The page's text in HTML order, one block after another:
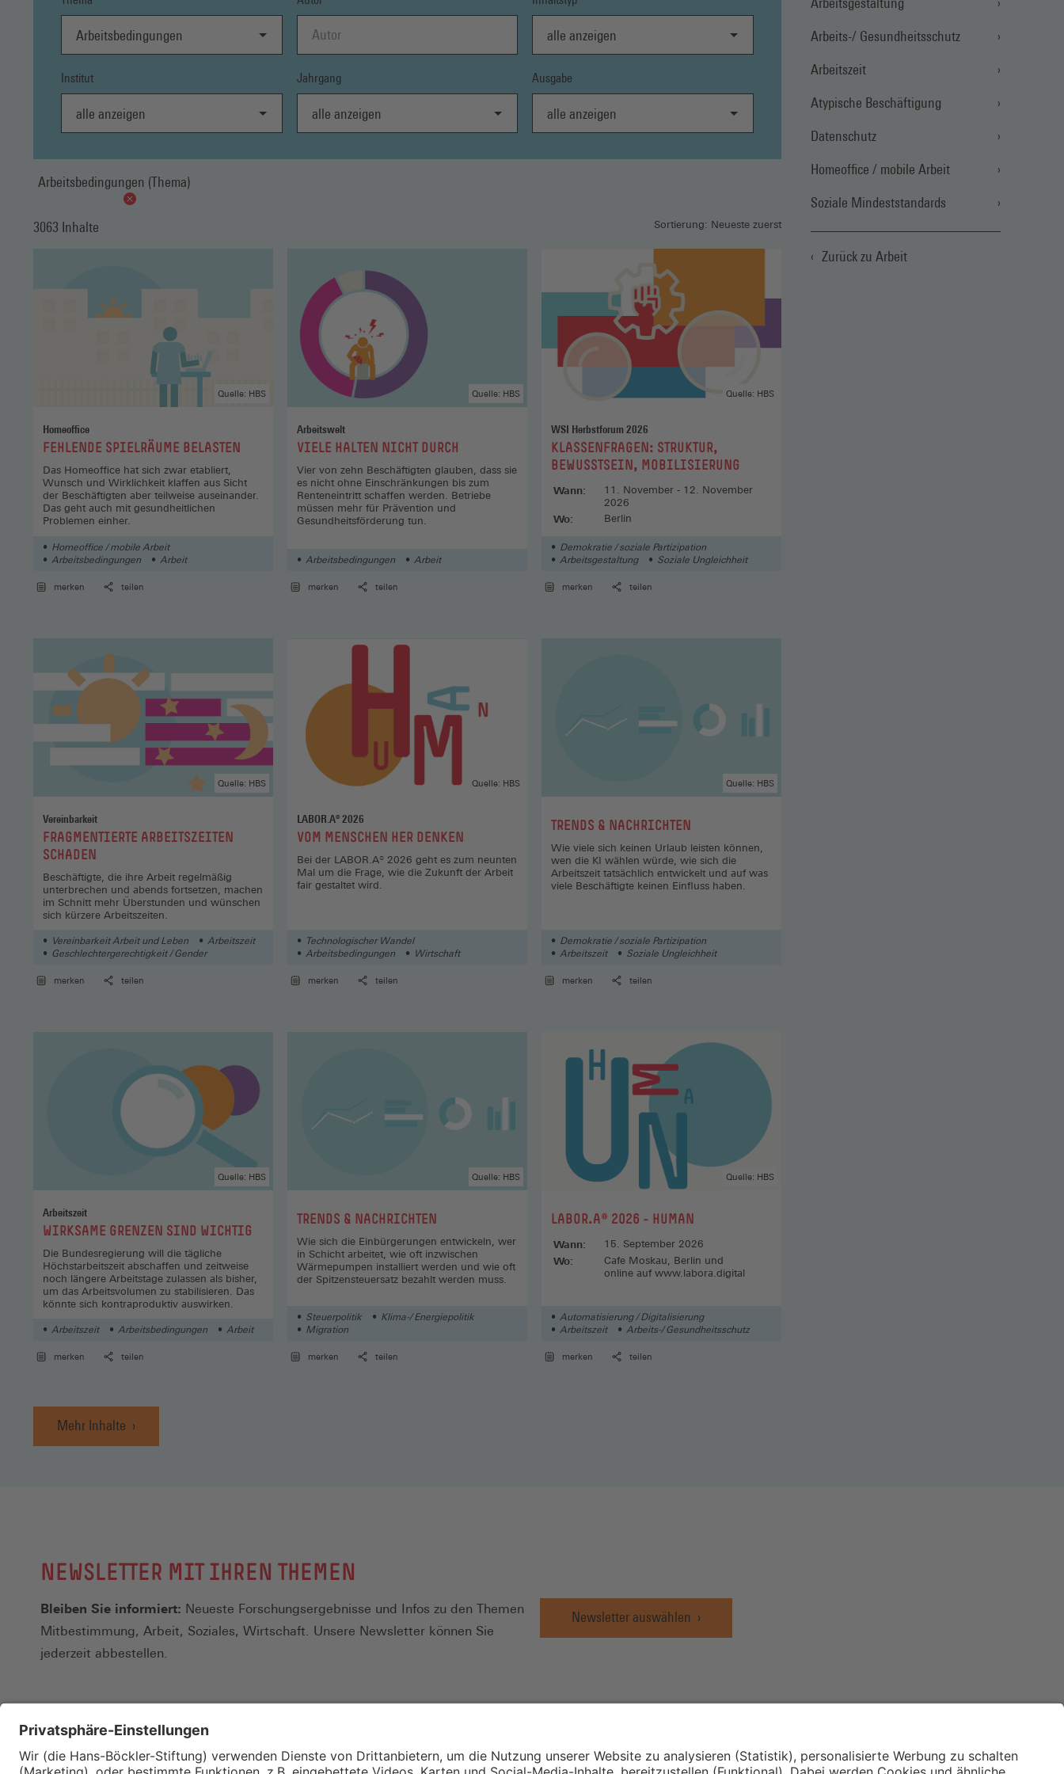
Arbeitsbedingungen alle anzeigen
Institut
alle anzeigen
Jahrgang
alle anzeigen
Ausgabe
alle anzeigen
Arbeitsbedingungen (Thema)
3063 Inhalte Sortierung: Neueste zuerst
Homeoffice
:FEHLENDE SPIELRÄUME BELASTEN
Quelle: HBS
Das Homeoffice hat sich zwar etabliert,
Wunsch und Wirklichkeit klaffen aus Sicht
der ­Beschäftigten aber teilweise auseinander.
Das geht auch mit gesundheitlichen
Problemen einher.
Homeoffice / mobile Arbeit
Arbeitsbedingungen
Arbeit
merken teilen
Arbeitswelt
:VIELE HALTEN NICHT DURCH
Quelle: HBS
Vier von zehn Beschäftigten glauben, dass sie
es nicht ohne Einschränkungen bis zum
Renteneintritt schaffen werden. Betriebe
müssen mehr für Prävention und
Gesundheitsförderung tun.
Arbeitsbedingungen Arbeit
merken teilen
WSI Herbstforum 2026
:KLASSENFRAGEN: STRUKTUR,
BEWUSSTSEIN, MOBILISIERUNG
Quelle: HBS
Wann:
11. November - 12. November
2026
Wo: Berlin
Demokratie / soziale Partizipation
Arbeitsgestaltung
Soziale Ungleichheit
merken teilen
Vereinbarkeit
:FRAGMENTIERTE ARBEITSZEITEN
SCHADEN
Quelle: HBS
Beschäftigte, die ihre Arbeit regelmäßig
unterbrechen und abends fortsetzen, machen
im Schnitt mehr Überstunden und wünschen
sich kürzere Arbeitszeiten.
Vereinbarkeit Arbeit und Leben
Arbeitszeit
Geschlechtergerechtigkeit / Gender
merken teilen
LABOR.A® 2026
:VOM MENSCHEN HER DENKEN
Quelle: HBS
Bei der LABOR.A® 2026 geht es zum neunten
Mal um die Frage, wie die Zukunft der Arbeit
fair gestaltet wird.
Technologischer Wandel
Arbeitsbedingungen
Wirtschaft
merken teilen
:
TRENDS & NACHRICHTEN
Quelle: HBS
Wie viele sich keinen Urlaub leisten können,
wen die KI wählen würde, wie sich die
Arbeitszeit tatsächlich entwickelt und auf was
viele Beschäftigte keinen Einfluss haben.
Demokratie / soziale Partizipation
Arbeitszeit
Soziale Ungleichheit
merken teilen
Arbeitszeit
:WIRKSAME GRENZEN SIND WICHTIG
Quelle: HBS
Die Bundesregierung will die tägliche
Höchstarbeitszeit abschaffen und zeitweise
noch längere Arbeitstage zulassen als bisher,
um das Arbeitsvolumen zu stabilisieren. Das
könnte sich kontraproduktiv auswirken.
Arbeitszeit Arbeitsbedingungen Arbeit
merken teilen
:
TRENDS & NACHRICHTEN
Quelle: HBS
Wie sich die Einbürgerungen entwickeln, wer
in Schicht arbeitet, wie oft inzwischen
Wärmepumpen installiert werden und wie oft
der Spitzensteuersatz bezahlt werden muss.
Steuerpolitik
Klima-/ Energiepolitik
Migration
merken teilen
:LABOR.A® 2026 - HUMAN
Quelle: HBS
Wann: 15. September 2026
Wo:
Cafe Moskau, Berlin und
online auf www.labora.digital
Automatisierung / Digitalisierung
Arbeitszeit
Arbeits-/ Gesundheitsschutz
merken teilen
Mehr Inhalte
Arbeits-/ Gesundheitsschutz
Arbeitszeit
Atypische Beschäftigung
Datenschutz
Homeoffice / mobile Arbeit
Soziale Mindeststandards
Zurück zu Arbeit
NEWSLETTER MIT IHREN THEMEN
Bleiben Sie informiert: Neueste Forschungsergebnisse und Infos zu den Themen
Mitbestimmung, Arbeit, Soziales, Wirtschaft. Unsere Newsletter können Sie
jederzeit abbestellen.
Newsletter auswählen